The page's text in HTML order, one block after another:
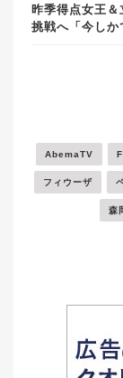
昨季得点女王
挑戦へ「今し
AbemaTV
フィウーザ
森